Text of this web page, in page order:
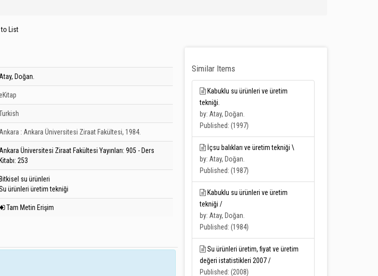
to List
Atay, Doğan.
Ankara : Ankara Üniversitesi Ziraat Fakültesi, 1984.
Ankara Üniversitesi Ziraat Fakültesi Yayınları: 905 - Ders
Kitabı: 253
Bitkisel su ürünleri
ürünleri üretim tekniği
Tam Metin Erişim
Similar Items
Kabuklu su ürünleri ve üretim
tekniği.
by: Atay, Doğan.
Published: (1997)
İçsu balıkları ve üretim tekniği \
by: Atay, Doğan.
Published: (1987)
Kabuklu su ürünleri ve üretim
tekniği /
by: Atay, Doğan.
Published: (1984)
Su ürünleri üretim, fiyat ve üretim
değeri istatistikleri 2007 /
Published: (2008)